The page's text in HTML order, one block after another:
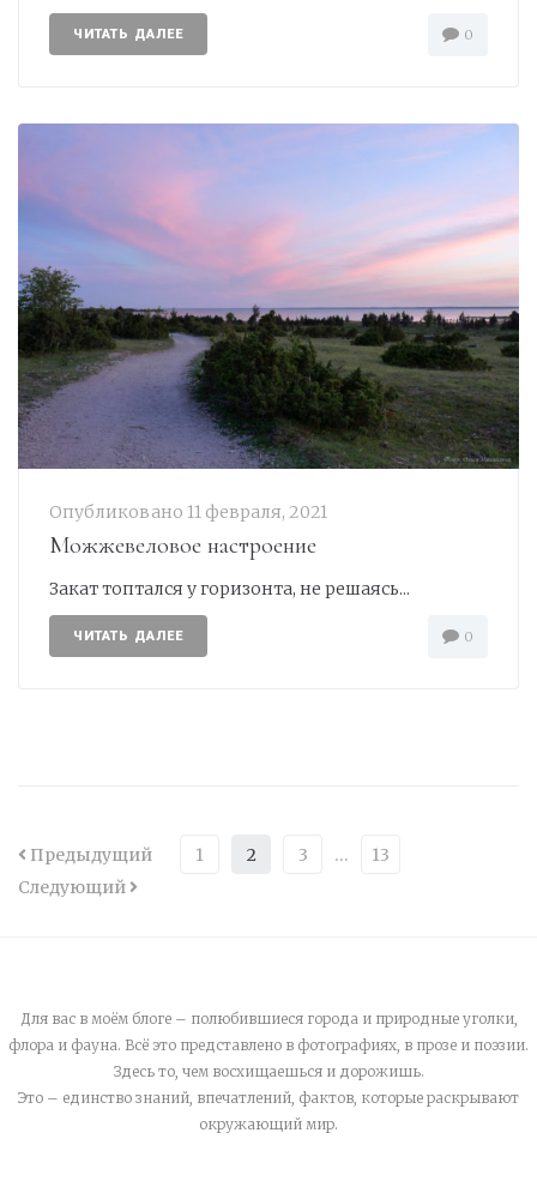
ЧИТАТЬ ДАЛЕЕ 0
Опубликовано 11 февраля, 2021
Можжевеловое настроение
Закат топтался у горизонта, не решаясь...
ЧИТАТЬ ДАЛЕЕ 0
Предыдущий 1 2 3 …
13
Следующий
Для вас в моём блоге – полюбившиеся города и природные уголки,
флора и фауна. Всё это представлено в фотографиях, в прозе и поэзии.
Здесь то, чем восхищаешься и дорожишь.
Это – единство знаний, впечатлений, фактов, которые раскрывают
окружающий мир.